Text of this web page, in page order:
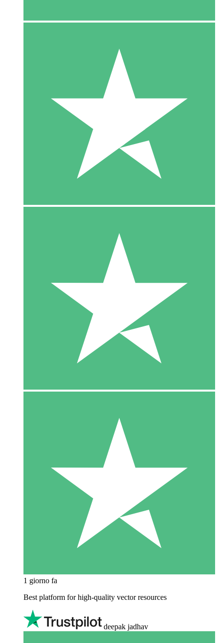
1 giorno fa
Best platform for high-quality vector resources
deepak jadhav